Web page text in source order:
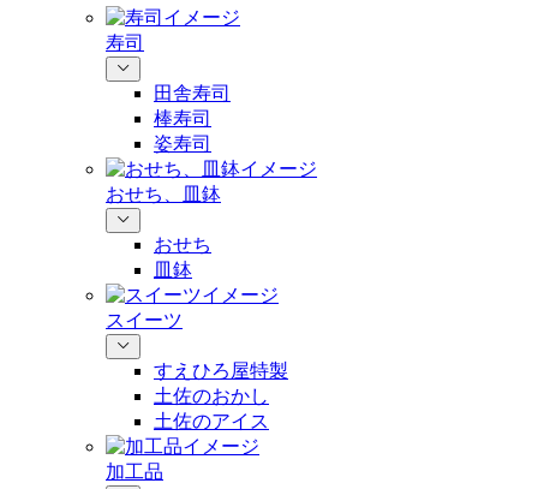
寿司
田舎寿司
棒寿司
姿寿司
おせち、皿鉢
おせち
皿鉢
スイーツ
すえひろ屋特製
土佐のおかし
土佐のアイス
加工品